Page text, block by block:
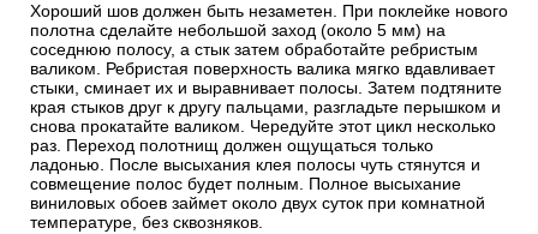
Хороший шов должен быть незаметен. При поклейке нового
полотна сделайте небольшой заход (около 5 мм) на
соседнюю полосу, а стык затем обработайте ребристым
валиком. Ребристая поверхность валика мягко вдавливает
стыки, сминает их и выравнивает полосы. Затем подтяните
края стыков друг к другу пальцами, разгладьте перышком и
снова прокатайте валиком. Чередуйте этот цикл несколько
раз. Переход полотнищ должен ощущаться только
ладонью. После высыхания клея полосы чуть стянутся и
совмещение полос будет полным. Полное высыхание
виниловых обоев займет около двух суток при комнатной
температуре, без сквозняков.